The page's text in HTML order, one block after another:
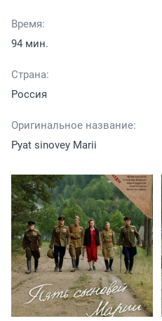
Время:
94 мин.
Страна:
Россия
Оригинальное название:
Pyat sinovey Marii